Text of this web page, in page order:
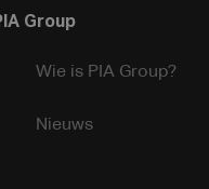
Group
Wie is PIA Group?
Nieuws